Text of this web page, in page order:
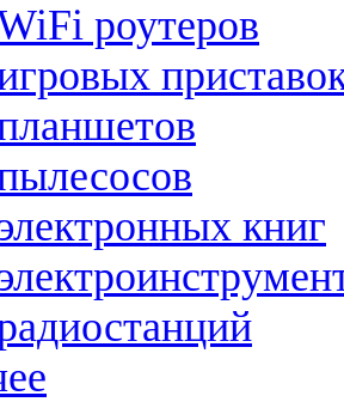
роутеров
книг